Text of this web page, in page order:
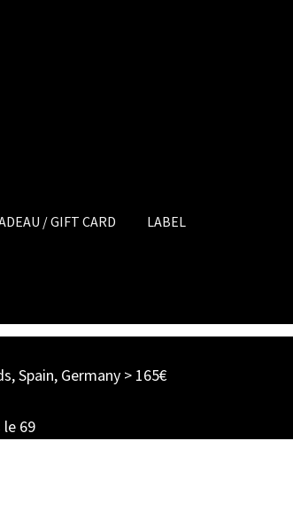
/ GIFT CARD LABEL
Spain, Germany > 165€
69